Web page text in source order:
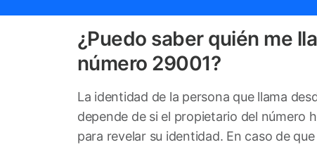
¿Puedo saber quién me
número 29001?
La identidad de la persona que llama
depende de si el propietario del número
para revelar su identidad. En caso de